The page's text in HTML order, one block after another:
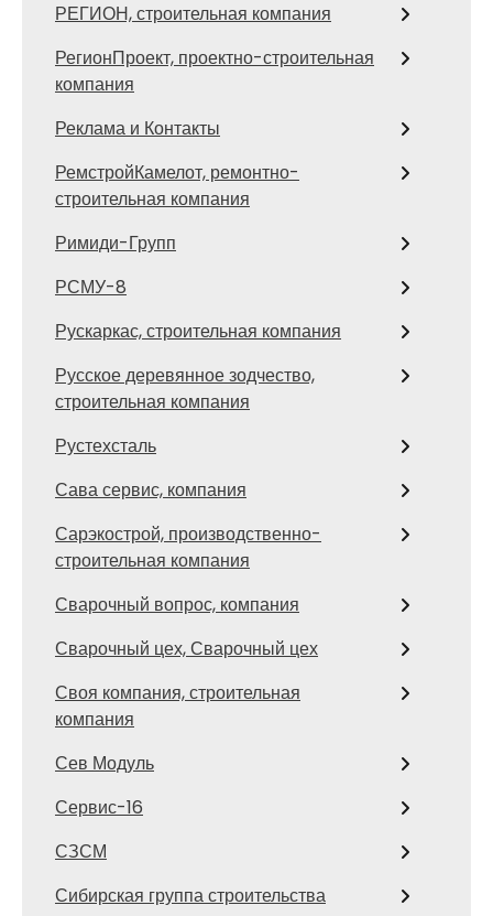
РЕГИОН, строительная компания
РегионПроект, проектно-строительная
компания
Реклама и Контакты
РемстройКамелот, ремонтно-
строительная компания
Римиди-Групп
РСМУ-8
Рускаркас, строительная компания
Русское деревянное зодчество,
строительная компания
Рустехсталь
Сава сервис, компания
Сарэкострой, производственно-
строительная компания
Сварочный вопрос, компания
Сварочный цех, Сварочный цех
Своя компания, строительная
компания
Сев Модуль
Сервис-16
СЗСМ
Сибирская группа строительства